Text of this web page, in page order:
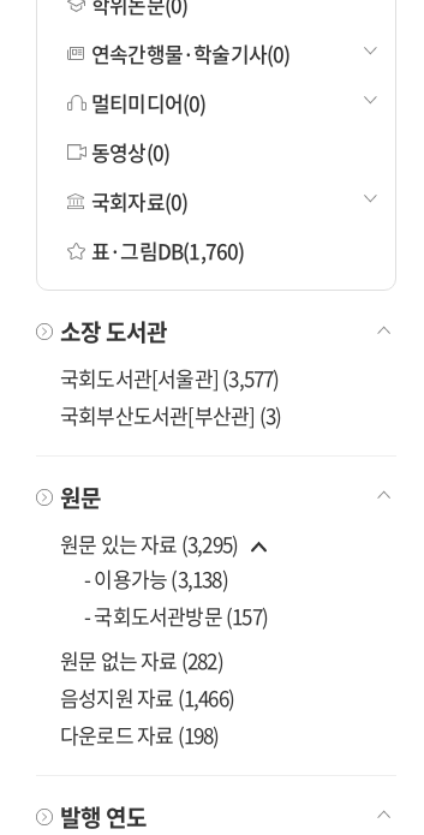
연속간행물·학술기사(0)
멀티미디어(0)
동영상(0)
국회자료(0)
표·그림DB(1,760)
소장 도서관
국회도서관[서울관] (3,577)
국회부산도서관[부산관] (3)
원문
원문 있는 자료 (3,295)
- 이용가능 (3,138)
- 국회도서관방문 (157)
원문 없는 자료 (282)
음성지원 자료 (1,466)
다운로드 자료 (198)
발행 연도